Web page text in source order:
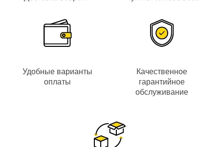
Удобные варианты
оплаты
Качественное
гарантийное
обслуживание